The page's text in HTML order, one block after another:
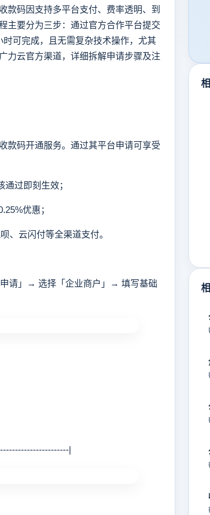
码因支持多平台支付、费率透明、到
主要分为三步：通过官方合作平台提交
可完成，且无需复杂技术操作，尤其
力云官方渠道，详细拆解申请步骤及注
码开通服务。通过其平台申请可享受
过即刻生效；
优惠；
云闪付等全渠道支付。
请」→ 选择「企业商户」→ 填写基础
|